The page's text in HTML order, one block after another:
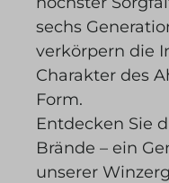
sechs
verkörpern die
Charakter des
Form.
Entdecken Sie
Brände – ein
unserer